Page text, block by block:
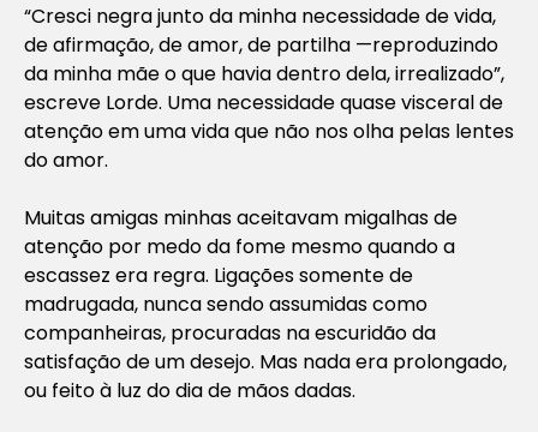
“Cresci negra junto da minha necessidade de vida,
de afirmação, de amor, de partilha —reproduzindo
da minha mãe o que havia dentro dela, irrealizado”,
escreve Lorde. Uma necessidade quase visceral de
atenção em uma vida que não nos olha pelas lentes
do amor.
Muitas amigas minhas aceitavam migalhas de
atenção por medo da fome mesmo quando a
escassez era regra. Ligações somente de
madrugada, nunca sendo assumidas como
companheiras, procuradas na escuridão da
satisfação de um desejo. Mas nada era prolongado,
ou feito à luz do dia de mãos dadas.